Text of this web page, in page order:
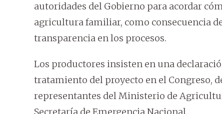
autoridades del Gobierno para acordar
agricultura familiar, como consecuencia
transparencia en los procesos.
Los productores insisten en una
tratamiento del proyecto en el Congreso,
representantes del Ministerio de